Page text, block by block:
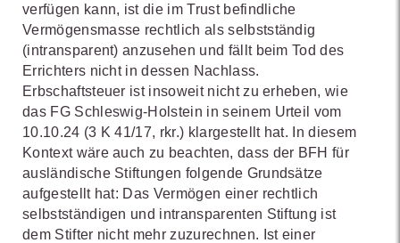
verfügen kann, ist die im Trust befindliche
Vermögensmasse rechtlich als selbstständig
(intransparent) anzusehen und fällt beim Tod des
Errichters nicht in dessen Nachlass.
Erbschaftsteuer ist insoweit nicht zu erheben, wie
das FG Schleswig-Holstein in seinem Urteil vom
10.10.24 (3 K 41/17, rkr.) klargestellt hat. In diesem
Kontext wäre auch zu beachten, dass der BFH für
ausländische Stiftungen folgende Grundsätze
aufgestellt hat: Das Vermögen einer rechtlich
selbstständigen und intransparenten Stiftung ist
dem Stifter nicht mehr zuzurechnen. Ist einer